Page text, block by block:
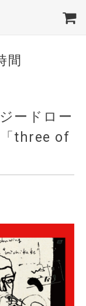
間
ードロー
three of